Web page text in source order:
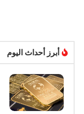
أبرز أحداث اليوم